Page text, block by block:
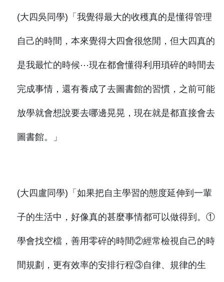
(大四吳同學)「我覺得最大的收穫真的是懂得管理
自己的時間，本來覺得大四會很悠閒，但大四真的
是我最忙的時候⋯現在都會懂得利用瑣碎的時間去
完成事情，還有養成了去圖書館的習慣，之前可能
放學就會想說要去哪邊晃晃，現在就是都直接會去
圖書館。」
(大四盧同學)「如果把自主學習的態度延伸到一輩
子的生活中，好像真的甚麼事情都可以做得到。①
學會找空檔，善用零碎的時間②經常檢視自己的時
間規劃，更有效率的安排行程③自律、規律的生